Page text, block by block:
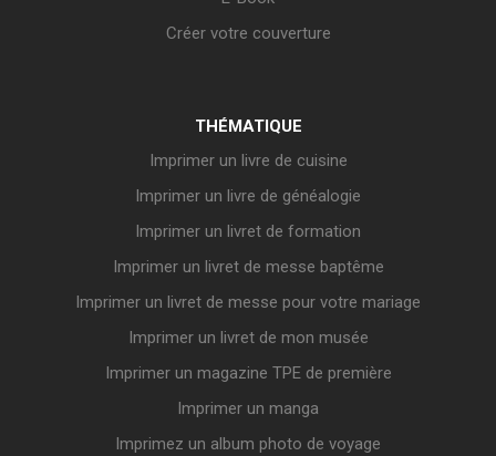
Créer votre couverture
THÉMATIQUE
Imprimer un livre de cuisine
Imprimer un livre de généalogie
Imprimer un livret de formation
Imprimer un livret de messe baptême
Imprimer un livret de messe pour votre mariage
Imprimer un livret de mon musée
Imprimer un magazine TPE de première
Imprimer un manga
Imprimez un album photo de voyage